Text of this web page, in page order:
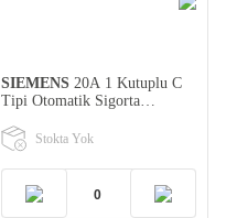
SIEMENS 20A 1 Kutuplu C
Tipi Otomatik Sigorta
Stokta Yok